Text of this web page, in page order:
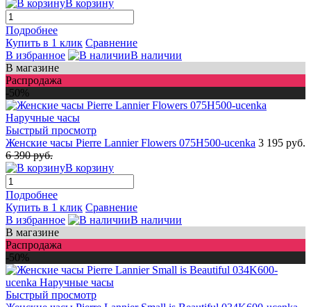
В корзину
Подробнее
Купить в 1 клик Сравнение
В избранное
В наличии
В магазине
Распродажа
-50%
Быстрый просмотр
Женские часы Pierre Lannier Flowers 075H500-ucenka 3 195 руб.
6 390 руб.
В корзину
Подробнее
Купить в 1 клик Сравнение
В избранное
В наличии
В магазине
Распродажа
-50%
Быстрый просмотр